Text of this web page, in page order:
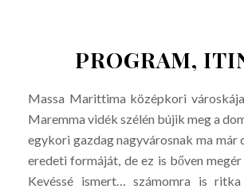
PROGRAM,
Massa Marittima középkori
Maremma vidék szélén bújik meg a
egykori gazdag nagyvárosnak ma már
eredeti formáját, de ez is bőven
Kevéssé ismert… számomra is